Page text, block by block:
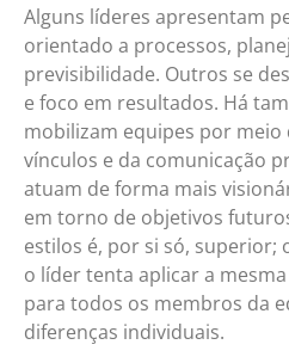
Alguns líderes apresentam
orientado a processos,
previsibilidade. Outros se
e foco em resultados. Há
mobilizam equipes por meio
vínculos e da comunicação
atuam de forma mais
em torno de objetivos
estilos é, por si só, superior;
o líder tenta aplicar a
para todos os membros da
diferenças individuais.